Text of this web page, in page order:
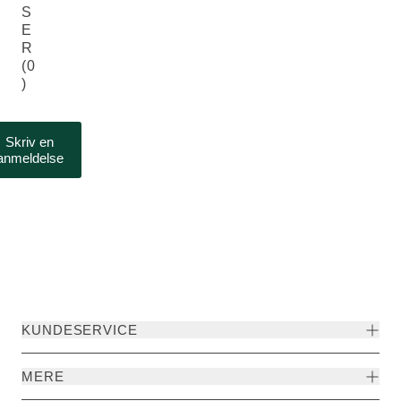
S
E
R
(0
)
Skriv en
KUNDESERVICE
MERE